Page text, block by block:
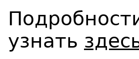
узнать